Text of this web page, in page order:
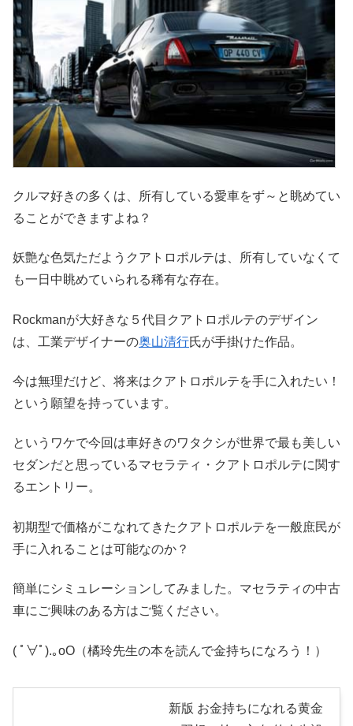
クルマ好きの多くは、所有している愛車をず～と眺めてい
ることができますよね？
妖艶な色気ただようクアトロポルテは、所有していなくて
も一日中眺めていられる稀有な存在。
Rockmanが大好きな５代目クアトロポルテのデザイン
は、工業デザイナーの奥山清行氏が手掛けた作品。
今は無理だけど、将来はクアトロポルテを手に入れたい！
という願望を持っています。
というワケで今回は車好きのワタクシが世界で最も美しい
セダンだと思っているマセラティ・クアトロポルテに関す
るエントリー。
初期型で価格がこなれてきたクアトロポルテを一般庶民が
手に入れることは可能なのか？
簡単にシミュレーションしてみました。マセラティの中古
車にご興味のある方はご覧ください。
( ﾟ∀ﾟ).｡oO（橘玲先生の本を読んで金持ちになろう！）
新版 お金持ちになれる黄金